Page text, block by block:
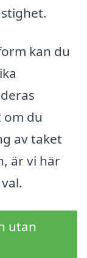
kan du
om du
av taket
är vi här
utan